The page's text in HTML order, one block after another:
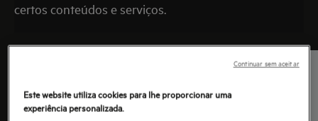
certos conteúdos e serviços.
Este website utiliza cookies para lhe proporcionar uma
experiência personalizada.
Continuar sem aceitar